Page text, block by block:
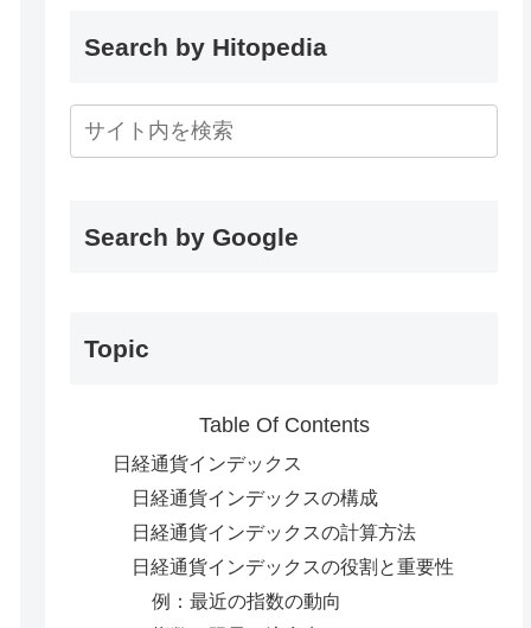
Search by Hitopedia
Search by Google
Topic
Table Of Contents
日経通貨インデックス
日経通貨インデックスの構成
日経通貨インデックスの計算方法
日経通貨インデックスの役割と重要性
例：最近の指数の動向